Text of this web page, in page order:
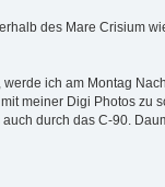
des Mare Crisium
ich am Montag
meiner Digi Photos zu
durch das C-90.